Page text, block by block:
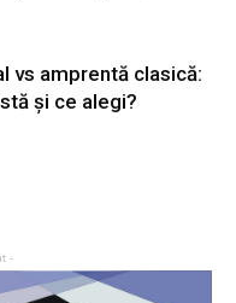
vs amprentă clasică:
și ce alegi?
-